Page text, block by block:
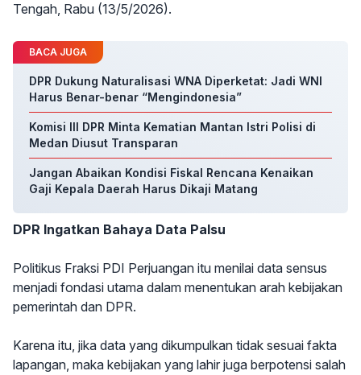
Tengah, Rabu (13/5/2026).
BACA JUGA
DPR Dukung Naturalisasi WNA Diperketat: Jadi WNI
Harus Benar-benar “Mengindonesia”
Komisi III DPR Minta Kematian Mantan Istri Polisi di
Medan Diusut Transparan
Jangan Abaikan Kondisi Fiskal Rencana Kenaikan
Gaji Kepala Daerah Harus Dikaji Matang
DPR Ingatkan Bahaya Data Palsu
Politikus Fraksi PDI Perjuangan itu menilai data sensus
menjadi fondasi utama dalam menentukan arah kebijakan
pemerintah dan DPR.
Karena itu, jika data yang dikumpulkan tidak sesuai fakta
lapangan, maka kebijakan yang lahir juga berpotensi salah